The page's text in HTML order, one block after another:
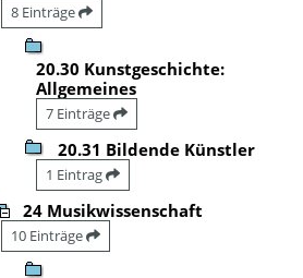
8 Einträge
20.30 Kunstgeschichte:
Allgemeines
7 Einträge
20.31 Bildende Künstler
1 Eintrag
24 Musikwissenschaft
10 Einträge